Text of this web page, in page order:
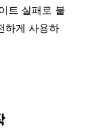
트 실패로 불
하게 사용하